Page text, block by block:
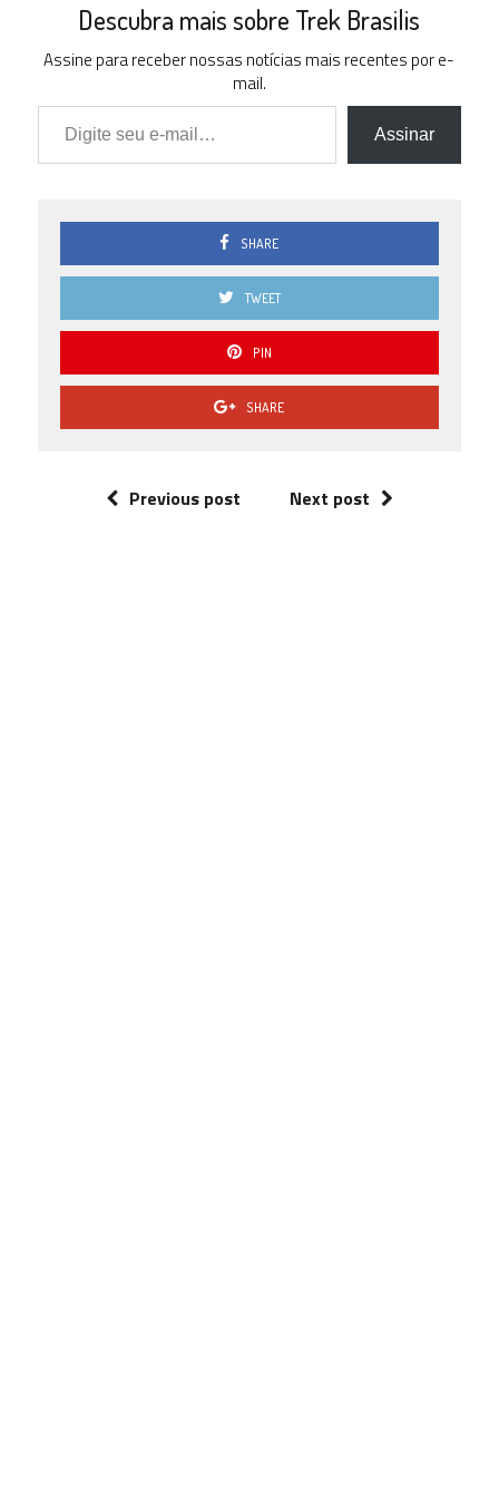
Descubra mais sobre Trek Brasilis
Assine para receber nossas notícias mais recentes por e-
mail.
Digite seu e-mail…
Assinar
SHARE
TWEET
PIN
SHARE
Previous post Next post